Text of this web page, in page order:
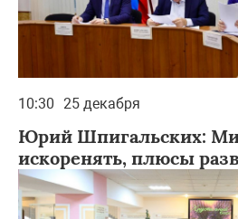
10:30 25 декабря
Юрий Шпигальских:
искоренять, плюсы